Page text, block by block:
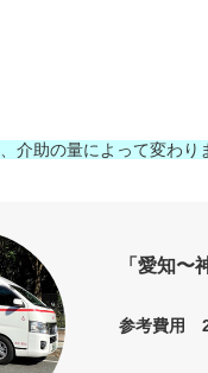
介助の量によって変わり
「愛知〜
参考費用